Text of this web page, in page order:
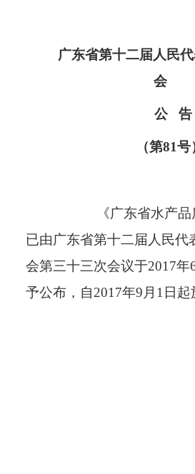
广东省第十二届人民
会
公告
（第81号
《广东省水产
已由广东省第十二届人民代
会第三十三次会议于2017年
予公布，自2017年9月1日起
广东省